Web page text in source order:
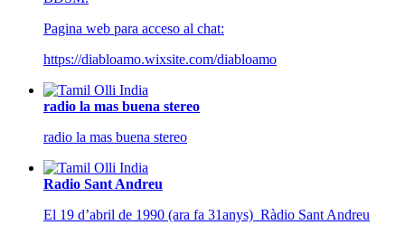
Pagina web para acceso al chat:
https://diabloamo.wixsite.com/diabloamo
radio la mas buena stereo
radio la mas buena stereo
Radio Sant Andreu
El 19 d’abril de 1990 (ara fa 31anys) Ràdio Sant Andreu